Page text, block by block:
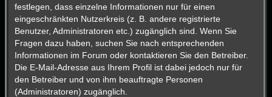
festlegen, dass einzelne Informationen nur für einen
eingeschränkten Nutzerkreis (z. B. andere registrierte
Benutzer, Administratoren etc.) zugänglich sind. Wenn Sie
Fragen dazu haben, suchen Sie nach entsprechenden
Informationen im Forum oder kontaktieren Sie den Betreiber.
Die E-Mail-Adresse aus Ihrem Profil ist dabei jedoch nur für
den Betreiber und von ihm beauftragte Personen
(Administratoren) zugänglich.